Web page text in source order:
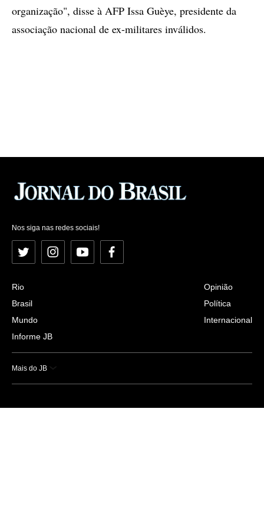
organização", disse à AFP Issa Guèye, presidente da
associação nacional de ex-militares inválidos.
Nos siga nas redes sociais!
Twitter InstagramYouTubeFacebook
Rio
Brasil
Mundo
Informe JB
Opinião
Política
Internacional
Mais do JB
Esportes